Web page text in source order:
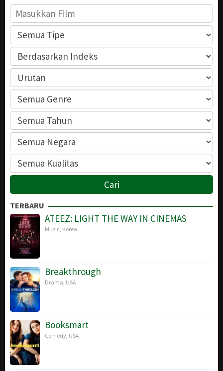
TERBARU
ATEEZ: LIGHT THE WAY IN CINEMAS
Music Korea
Breakthrough
Drama USA
Booksmart
Comedy USA